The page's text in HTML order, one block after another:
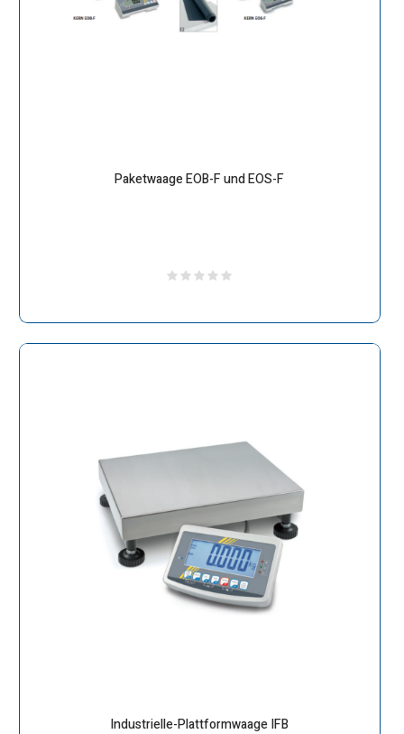
Paketwaage EOB-F und EOS-F
Industrielle-Plattformwaage IFB